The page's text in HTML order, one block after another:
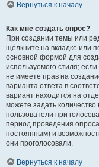
Вернуться к началу
Как мне создать опрос?
При создании темы или
щёлкните на вкладке или
основной формой для
используемого стиля;
не имеете прав на
варианта ответа в
вариант находится на
можете задать
пользователи при
период проведения
постоянным) и
они проголосовали.
Вернуться к началу